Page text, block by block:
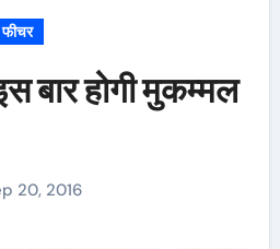
फीचर
बार होगी मुकम्मल
20, 2016